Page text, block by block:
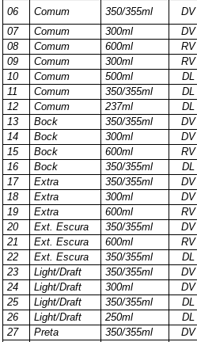
06
Comum 350/355ml DV
07
Comum 300ml DV
08
Comum 600ml RV
09
Comum 300ml RV
10
Comum 500ml
DL
11
Comum 350/355ml DL
12
Comum 237ml
DL
13
Bock 350/355ml DV
14
Bock 300ml DV
15
Bock 600ml RV
16
Bock 350/355ml DL
17
Extra 350/355ml DV
18
Extra 300ml DV
19
Extra 600ml RV
20
Ext. Escura 350/355ml
DV
21
Ext. Escura 600ml
RV
22
Ext. Escura 350/355ml
DL
23
Light/Draft 350/355ml DV
24
Light/Draft 300ml DV
25
Light/Draft 350/355ml DL
26
Light/Draft 250ml DL
27
Preta 350/355ml
DV